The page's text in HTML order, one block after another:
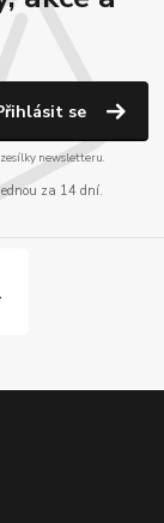
se
newsletteru.
za 14 dní.